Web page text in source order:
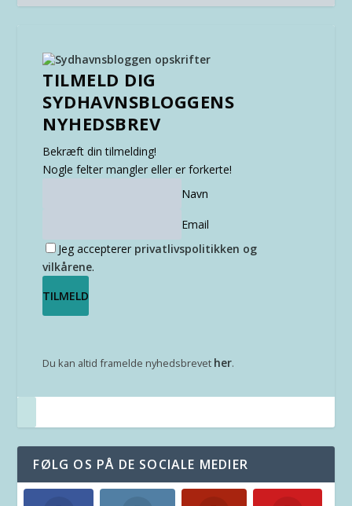
TILMELD DIG
SYDHAVNSBLOGGENS
NYHEDSBREV
Bekræft din tilmelding!
Nogle felter mangler eller er forkerte!
Navn
Email
Jeg accepterer privatlivspolitikken og
vilkårene.
Du kan altid framelde nyhedsbrevet her.
FØLG OS PÅ DE SOCIALE MEDIER